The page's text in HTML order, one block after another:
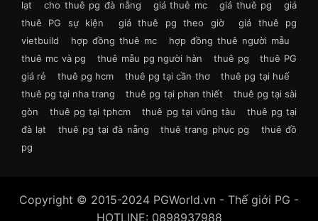
lạt
cho thuê pg đà nẵng giá thuê mc giá thuê pg
giá
thuê PG sự kiện
giá thuê pg theo giờ
giá thuê pg
vietbuild
hợp đồng thuê mc
hợp đồng thuê người mẫu
thuê mc và pg
thuê mẫu pg người hàn thuê pg
thuê PG
giá rẻ
thuê pg hcm thuê pg tại cần thơ
thuê pg tại huế
thuê pg tại nha trang
thuê pg tại phan thiết
thuê pg tại sài
gòn
thuê pg tại tphcm thuê pg tại vũng tàu
thuê pg tại
đà lạt
thuê pg tại đà nẵng thuê trang phục pg
thuê đồ
pg
Copyright © 2015-2024 PGWorld.vn - Thế giới PG -
HOTLINE: 0898937988